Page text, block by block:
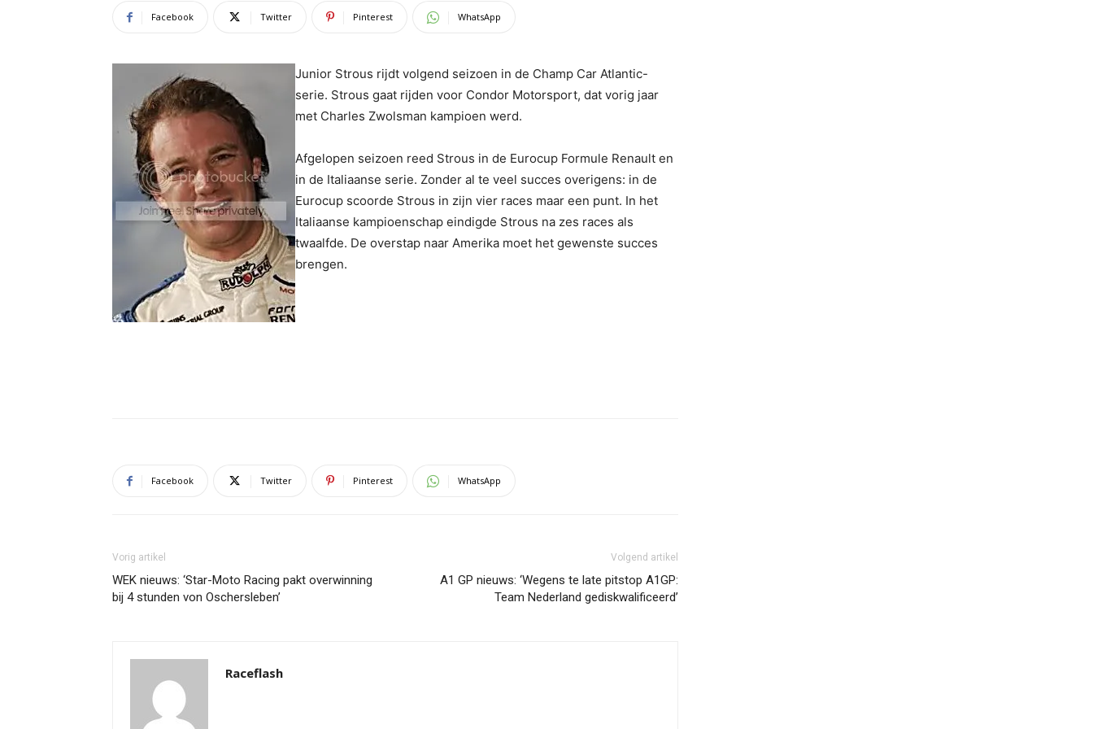
Facebook Twitter Pinterest WhatsApp
Junior Strous rijdt volgend seizoen in de Champ Car Atlantic-
serie. Strous gaat rijden voor Condor Motorsport, dat vorig jaar
met Charles Zwolsman kampioen werd.
Afgelopen seizoen reed Strous in de Eurocup Formule Renault en
in de Italiaanse serie. Zonder al te veel succes overigens: in de
Eurocup scoorde Strous in zijn vier races maar een punt. In het
Italiaanse kampioenschap eindigde Strous na zes races als
twaalfde. De overstap naar Amerika moet het gewenste succes
brengen.
Facebook Twitter Pinterest WhatsApp
Vorig artikel
WEK nieuws: ‘Star-Moto Racing pakt overwinning
bij 4 stunden von Oschersleben’
Volgend artikel
A1 GP nieuws: ‘Wegens te late pitstop A1GP:
Team Nederland gediskwalificeerd’
Raceflash